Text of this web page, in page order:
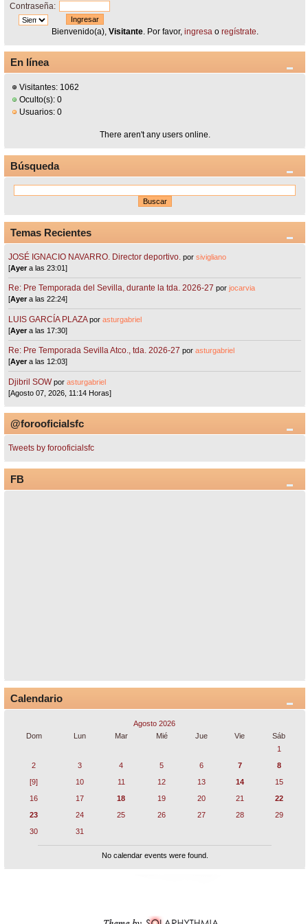
Contraseña:
Bienvenido(a), Visitante. Por favor, ingresa o regístrate
En línea
Visitantes: 1062
Oculto(s): 0
Usuarios: 0
There aren't any users online.
Búsqueda
Temas Recientes
JOSÉ IGNACIO NAVARRO. Director deportivo. porsivigliano
[Ayera las 23:01]
Re: Pre Temporada del Sevilla, durante la tda. 2026-27 porjocarvia
[Ayera las 22:24]
LUIS GARCÍA PLAZA porasturgabriel
[Ayera las 17:30]
Re: Pre Temporada Sevilla Atco., tda. 2026-27 porasturgabriel
[Ayera las 12:03]
Djibril SOW porasturgabriel
[Agosto 07, 2026, 11:14 Horas]
@forooficialsfc
Tweets by forooficialsfc
FB
Calendario
Agosto 2026
Dom
Lun Mar Mié Jue Vie
Sáb
1
2
3 4 5 6 7
8
[9]
10 11 12 13 14
15
16
17 18 19 20 21
22
23
24 25 26 27 28
29
30
31
No calendar events were found.